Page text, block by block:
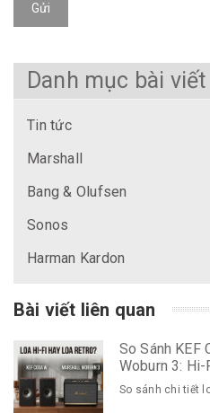
Gửi
Danh mục bài viết
Tin tức
Marshall
Bang & Olufsen
Sonos
Harman Kardon
Bài viết liên quan
So Sánh KEF
Woburn 3: Hi-
So sánh chi tiết